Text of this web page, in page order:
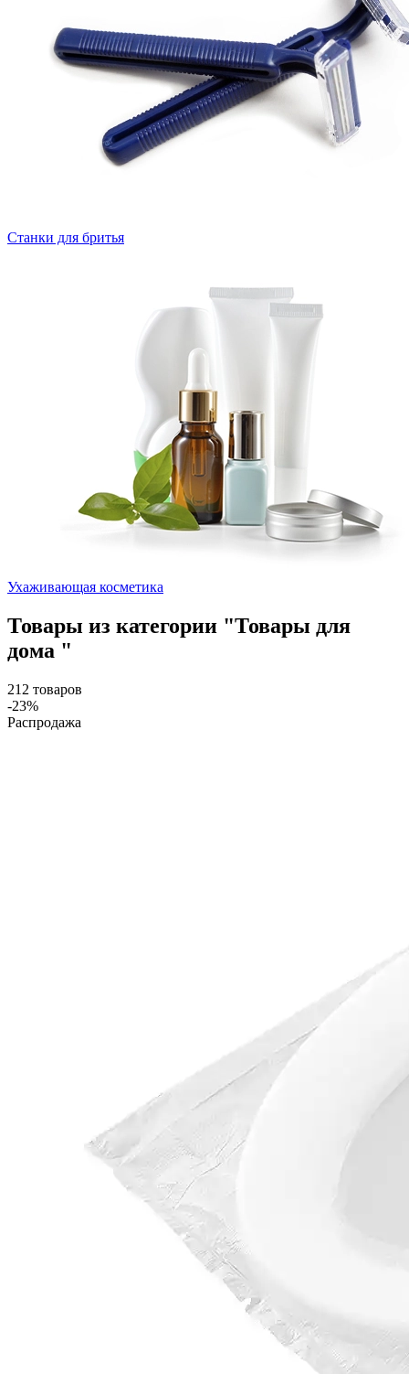
Станки для бритья
Ухаживающая косметика
Товары из категории "Товары для
дома "
212 товаров
-23%
Распродажа